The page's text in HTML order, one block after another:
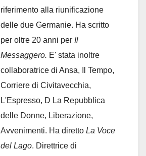
riferimento alla riunificazione
delle due Germanie. Ha scritto
per oltre 20 anni per Il
Messaggero. E' stata inoltre
collaboratrice di Ansa, Il Tempo,
Corriere di Civitavecchia,
L'Espresso, D La Repubblica
delle Donne, Liberazione,
Avvenimenti. Ha diretto La Voce
del Lago. Direttrice di